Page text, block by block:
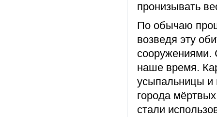
пронизывать
По обычаю
возведя эту
сооружениями.
наше время.
усыпальницы и
города
стали